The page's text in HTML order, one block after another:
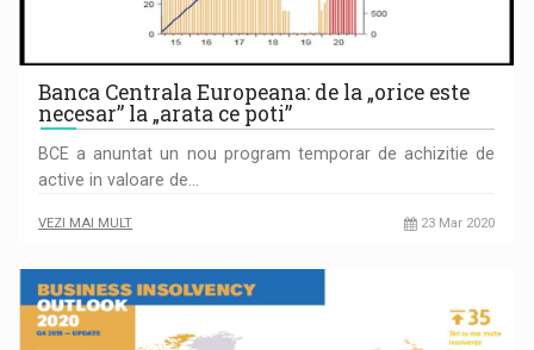
Banca Centrala Europeana: de la „orice este
necesar” la „arata ce poti”
BCE a anuntat un nou program temporar de achizitie de
active in valoare de…
VEZI MAI MULT 23 Mar 2020